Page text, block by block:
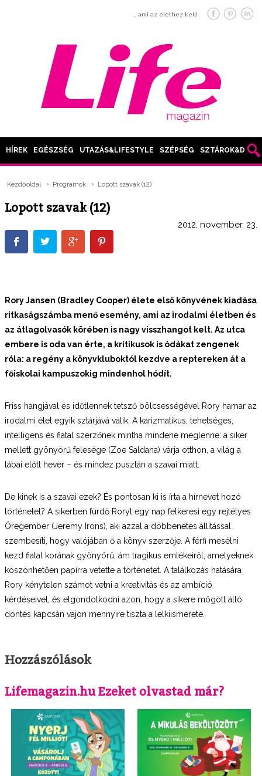
… ami az élethez kell!
HÍREK EGÉSZSÉG UTAZÁS&LIFESTYLE SZÉPSÉG SZTÁROK&DIVAT
Kezdőoldal Programok Lopott szavak (12)
Lopott szavak (12)
2012. november. 23.
Rory Jansen (Bradley Cooper) élete első könyvének kiadása
ritkaságszámba menő esemény, ami az irodalmi életben és
az átlagolvasók körében is nagy visszhangot kelt. Az utca
embere is oda van érte, a kritikusok is ódákat zengenek
róla: a regény a könyvkluboktól kezdve a reptereken át a
főiskolai kampuszokig mindenhol hódít.
Friss hangjával és időtlennek tetsző bölcsességével Rory hamar az
irodalmi élet egyik sztárjává válik. A karizmatikus, tehetséges,
intelligens és fiatal szerzőnek mintha mindene meglenne: a siker
mellett gyönyörű felesége (Zoe Saldana) várja otthon, a világ a
lábai előtt hever – és mindez pusztán a szavai miatt.
De kinek is a szavai ezek? És pontosan ki is írta a hírnevet hozó
történetet? A sikerben fürdő Roryt egy nap felkeresi egy rejtélyes
Öregember (Jeremy Irons), aki azzal a döbbenetes állítással
szembesíti, hogy valójában ő a könyv szerzője. A férfi mesélni
kezd fiatal korának gyönyörű, ám tragikus emlékeiről, amelyeknek
köszönhetően papírra vetette a történetet. A találkozás hatására
Rory kénytelen számot vetni a kreativitás és az ambíció
kérdéseivel, és elgondolkodni azon, hogy a sikere mögött álló
döntés kapcsán vajon mennyire tiszta a lelkiismerete.
Hozzászólások
Lifemagazin.hu Ezeket olvastad már?